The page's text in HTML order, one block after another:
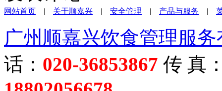
网站首页 | 关于顺嘉兴 | 安全管理 | 产品与服务 |
广州顺嘉兴饮食管理服
话： 020-36853867 传 真